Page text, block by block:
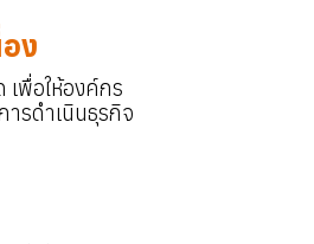
ง
พื่อให้องค์กร
รดำเนินธุรกิจ